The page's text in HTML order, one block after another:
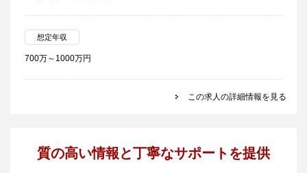
想定年収
700万～1000万円
この求人の詳細情報を見る
質の高い情報と丁寧なサポートを提供